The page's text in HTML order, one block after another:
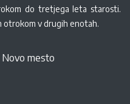
do tretjega leta starosti.
otrokom v drugih enotah.
Novo mesto